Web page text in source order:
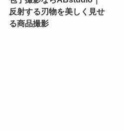
反射する刃物を美しく見せ
る商品撮影